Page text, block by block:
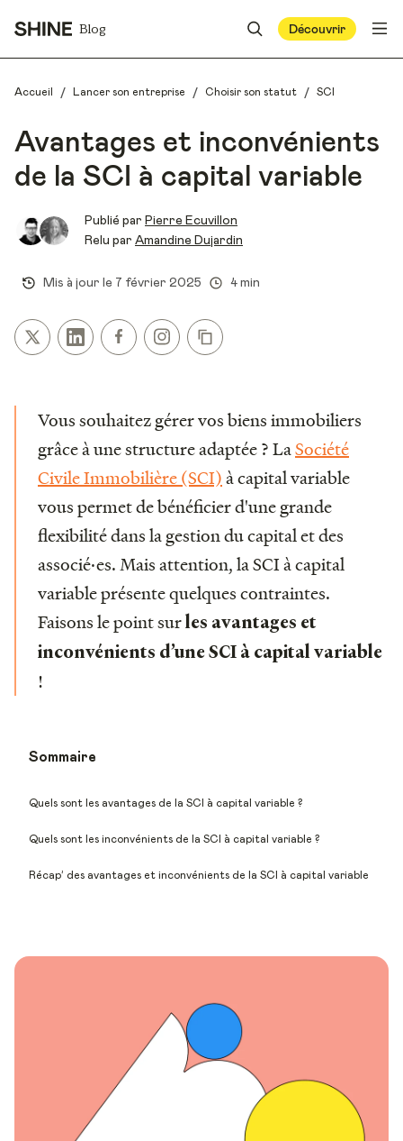
Blog Découvrir
Accueil / Lancer son entreprise / Choisir son statut / SCI
Avantages et inconvénients
de la SCI à capital variable
Publié par Pierre Ecuvillon
Relu par Amandine Dujardin
Mis à jour le 7 février 2025 4 min
Vous souhaitez gérer vos biens immobiliers
grâce à une structure adaptée ? LaSociété
Civile Immobilière (SCI)à capital variable
vous permet de bénéficier d'une grande
flexibilité dans la gestion du capital et des
associé·es. Mais attention, la SCI à capital
variable présente quelques contraintes.
Faisons le point surles avantages et
inconvénients d’une SCI à capital variable
!
Sommaire
Quels sont les avantages de la SCI à capital variable ?
Quels sont les inconvénients de la SCI à capital variable ?
Récap’ des avantages et inconvénients de la SCI à capital variable